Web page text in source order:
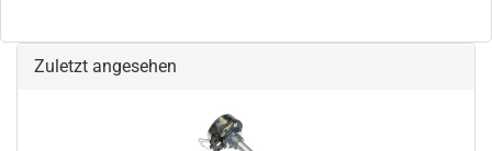
Zuletzt angesehen